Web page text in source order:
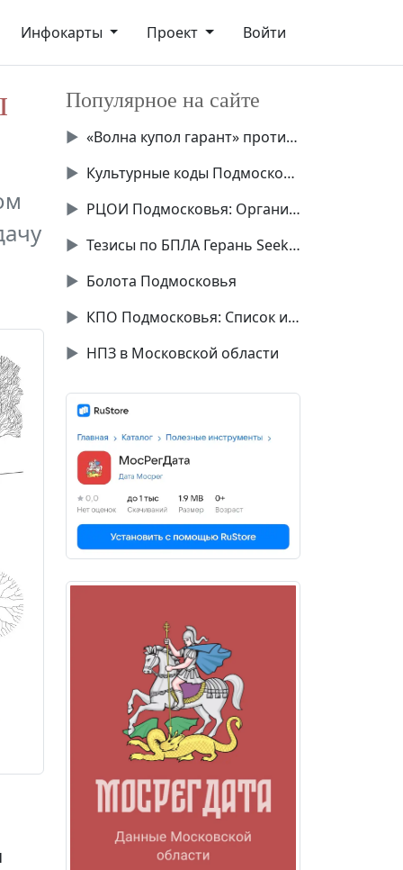
Инфокарты Проект Войти
Популярное на сайте
▶
«Волна купол гарант» против Starlink
▶
Культурные коды Подмосковья
▶
РЦОИ Подмосковья: Организация экзаменов
▶
Тезисы по БПЛА Герань Seeker
▶ Болота Подмосковья
▶
КПО Подмосковья: Список и описание
▶ НПЗ в Московской области